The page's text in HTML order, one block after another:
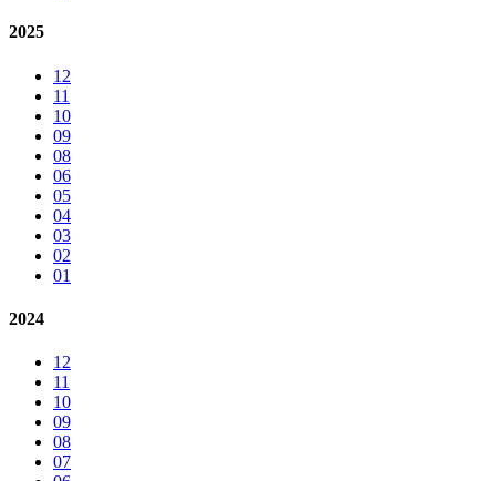
2025
12
11
10
09
08
06
05
04
03
02
01
2024
12
11
10
09
08
07